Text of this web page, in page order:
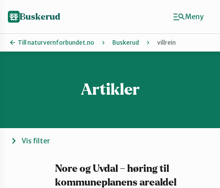
Hallingdal
Hole og Ringerike
Buskerud
Till naturvernforbundet.no Buskerud villrein
Artikler
Vis filter
Nore og Uvdal – høring til
kommuneplanens arealdel